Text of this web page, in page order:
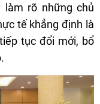
rõ những chủ
tế khẳng định là
tục đổi mới, bổ